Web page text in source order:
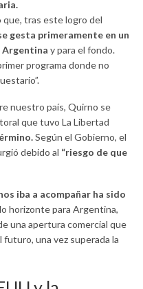
que, tras este logro del
gesta primeramente en un
Argentina y para el fondo.
programa donde no
nuestro país, Quirno se
que tuvo La Libertad
Según el Gobierno, el
debido al “riesgo de que
iba a acompañar ha sido
horizonte para Argentina,
una apertura comercial que
una vez superada la